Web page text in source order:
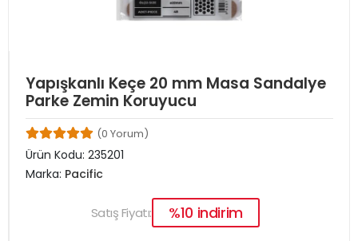
Yapışkanlı Keçe 20 mm Masa Sandalye
Parke Zemin Koruyucu
(0 Yorum)
Ürün Kodu: 235201
Marka: Pacific
Satış Fiyatı: %10 indirim